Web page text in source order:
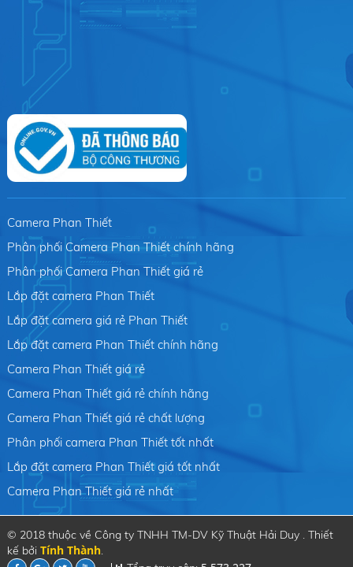
Camera Phan Thiết
Phân phối Camera Phan Thiết chính hãng
Phân phối Camera Phan Thiết giá rẻ
Lắp đặt camera Phan Thiết
Lắp đặt camera giá rẻ Phan Thiết
Lắp đặt camera Phan Thiết chính hãng
Camera Phan Thiết giá rẻ
Camera Phan Thiết giá rẻ chính hãng
Camera Phan Thiết giá rẻ chất lượng
Phân phối camera Phan Thiết tốt nhất
Lắp đặt camera Phan Thiết giá tốt nhất
Camera Phan Thiết giá rẻ nhất
© 2018 thuộc về Công ty TNHH TM-DV Kỹ Thuật Hải Duy . Thiết
kế bởi Tính Thành.